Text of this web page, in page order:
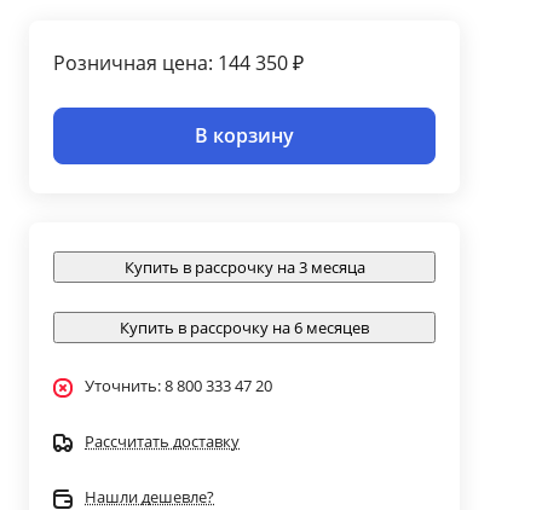
Розничная цена: 144 350 ₽
В корзину
Купить в рассрочку на 3 месяца
Купить в рассрочку на 6 месяцев
Уточнить: 8 800 333 47 20
Рассчитать доставку
Нашли дешевле?